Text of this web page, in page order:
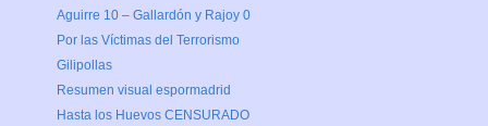
Aguirre 10 – Gallardón y Rajoy 0
Por las Víctimas del Terrorismo
Gilipollas
Resumen visual espormadrid
Hasta los Huevos CENSURADO